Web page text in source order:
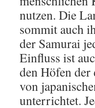
nutzen. Die
sommit auch
der Samurai
Einfluss ist
den Höfen
von
unterrichtet.